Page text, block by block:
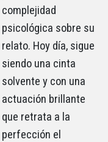
complejidad
psicológica sobre su
relato. Hoy día, sigue
siendo una cinta
solvente y con una
actuación brillante
que retrata a la
perfección el